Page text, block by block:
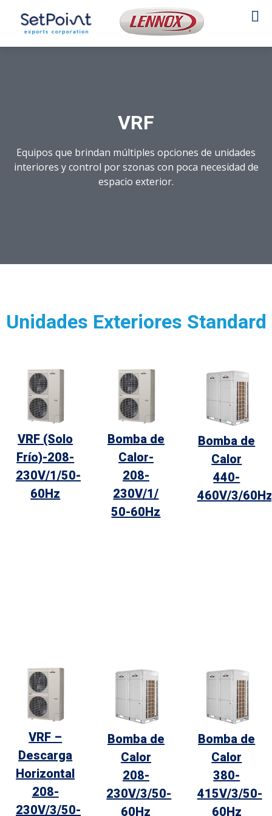
VRF
Equipos que brindan múltiples opciones de unidades
interiores y control por szonas con poca necesidad de
espacio exterior.
Unidades Exteriores Standard
VRF (Solo
Frío)-208-
230V/1/50-
60Hz
Bomba de
Calor-
208-
230V/1/
50-60Hz
Bomba de
Calor
440-
460V/3/60Hz
VRF –
Descarga
Horizontal
208-
230V/3/50-
Bomba de
Calor
208-
230V/3/50-
60Hz
Bomba de
Calor
380-
415V/3/50-
60Hz